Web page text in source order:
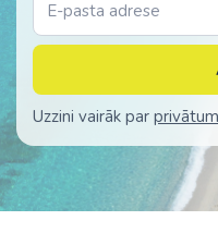
Uzzini vairāk par